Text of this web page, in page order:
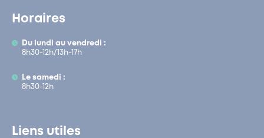
Horaires
Du lundi au vendredi :
8h30-12h/13h-17h
Le samedi :
8h30-12h
Liens utiles